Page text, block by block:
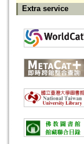
Extra service